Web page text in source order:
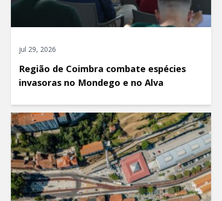
jul 29, 2026
Região de Coimbra combate espécies
invasoras no Mondego e no Alva